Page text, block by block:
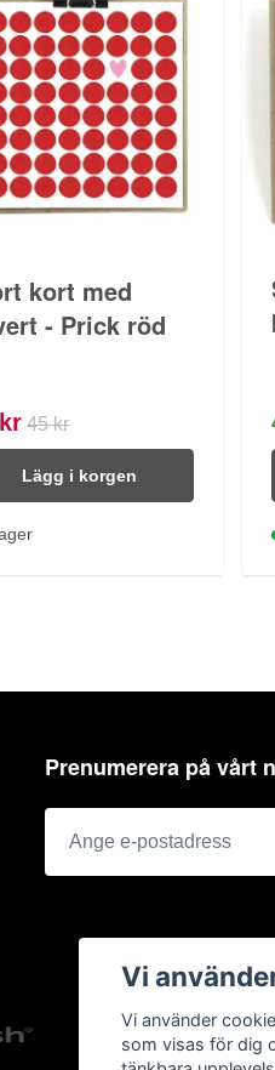
kort med
- Prick röd
45 kr
Lägg i korgen
Prenumerera på vårt
Vi
Vi använder
som visas för dig